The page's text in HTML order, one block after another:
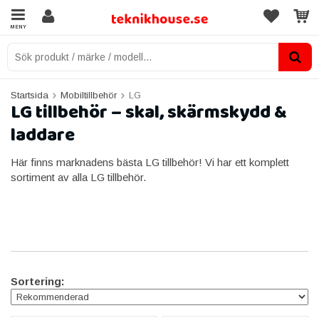
MENY
Startsida Mobiltillbehör LG
LG tillbehör – skal, skärmskydd &
laddare
Här finns marknadens bästa LG tillbehör! Vi har ett komplett
sortiment av alla LG tillbehör.
Sortering: